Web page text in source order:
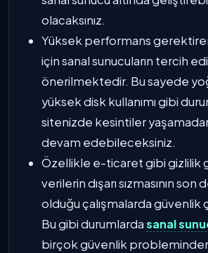
olacaksınız.
Yüksek performans
için sanal sunucuların tercih
önerilmektedir. Bu sayede
yüksek disk kullanımı gibi
sitenizde kesintiler
devam edebileceksiniz.
Özellikle e-ticaret gibi gizlilik
verilerin dışarı sızmasının son
olduğu çalışmalarda güvenlik
Bu gibi durumlardasanal
birçok güvenlik